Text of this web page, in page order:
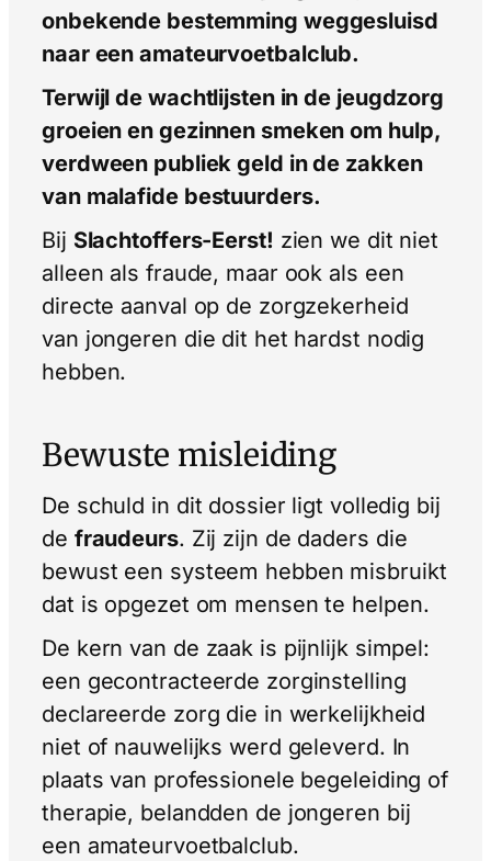
onbekende bestemming weggesluisd
naar een amateurvoetbalclub.
Terwijl de wachtlijsten in de jeugdzorg
groeien en gezinnen smeken om hulp,
verdween publiek geld in de zakken
van malafide bestuurders.
Bij Slachtoffers-Eerst! zien we dit niet
alleen als fraude, maar ook als een
directe aanval op de zorgzekerheid
van jongeren die dit het hardst nodig
hebben.
Bewuste misleiding
De schuld in dit dossier ligt volledig bij
de fraudeurs. Zij zijn de daders die
bewust een systeem hebben misbruikt
dat is opgezet om mensen te helpen.
De kern van de zaak is pijnlijk simpel:
een gecontracteerde zorginstelling
declareerde zorg die in werkelijkheid
niet of nauwelijks werd geleverd. In
plaats van professionele begeleiding of
therapie, belandden de jongeren bij
een amateurvoetbalclub.